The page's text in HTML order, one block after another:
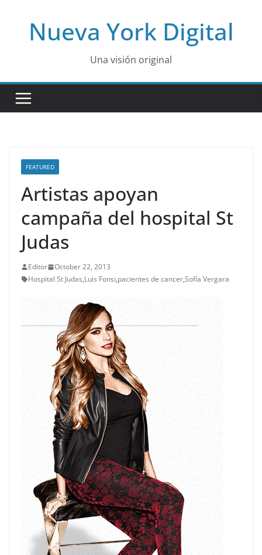
contentNueva York Digital
Una visión original
FEATURED
Artistas apoyan
campaña del hospital St
Judas
Editor
October 22, 2013
Hospital St Judas,Luis Fonsi,pacientes de cancer,Sofía Vergara